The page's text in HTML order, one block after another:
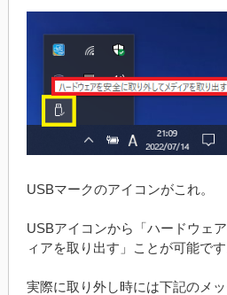
USBマークのアイコンがこれ。
USBアイコンから「ハードウェ
ィアを取り出す」ことが可能です
実際に取り外し時には下記のメ